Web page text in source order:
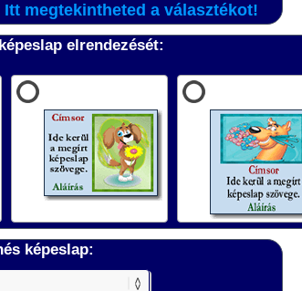
Itt megtekintheted a választékot!
elrendezését:
képeslap: